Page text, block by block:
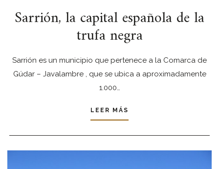
Sarrión, la capital española de la
trufa negra
Sarrión es un municipio que pertenece a la Comarca de
Gúdar – Javalambre , que se ubica a aproximadamente
1.000…
LEER MÁS